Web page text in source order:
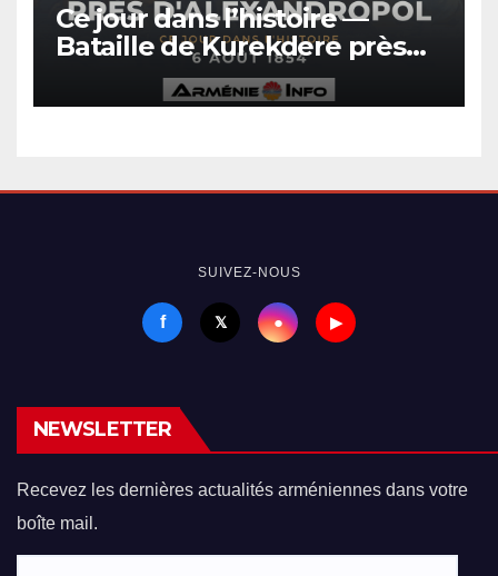
Ce jour dans l’histoire —
Bataille de Kurekdere près
d’Alexandropol
SUIVEZ-NOUS
f 𝕏 ● ▶
NEWSLETTER
Recevez les dernières actualités arméniennes dans votre
boîte mail.